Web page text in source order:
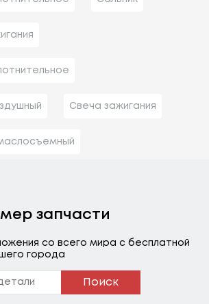
Свеча зажигания
запчасти
со всего мира с бесплатной
города
Поиск